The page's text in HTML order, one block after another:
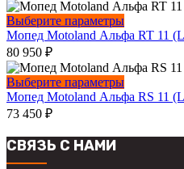
вариаций.
Опции
можно
выбрать
на
странице
товара.
Выберите параметрыЭтот
товар
несколько
вариаций.
Опции
можно
на
Мопед Motoland Альфа RT 11
80 950 ₽
Выберите параметрыЭтот
товар
вариаций.
Мопед Motoland Альфа RS 11
73 450 ₽
СВЯЗЬ С НАМИ